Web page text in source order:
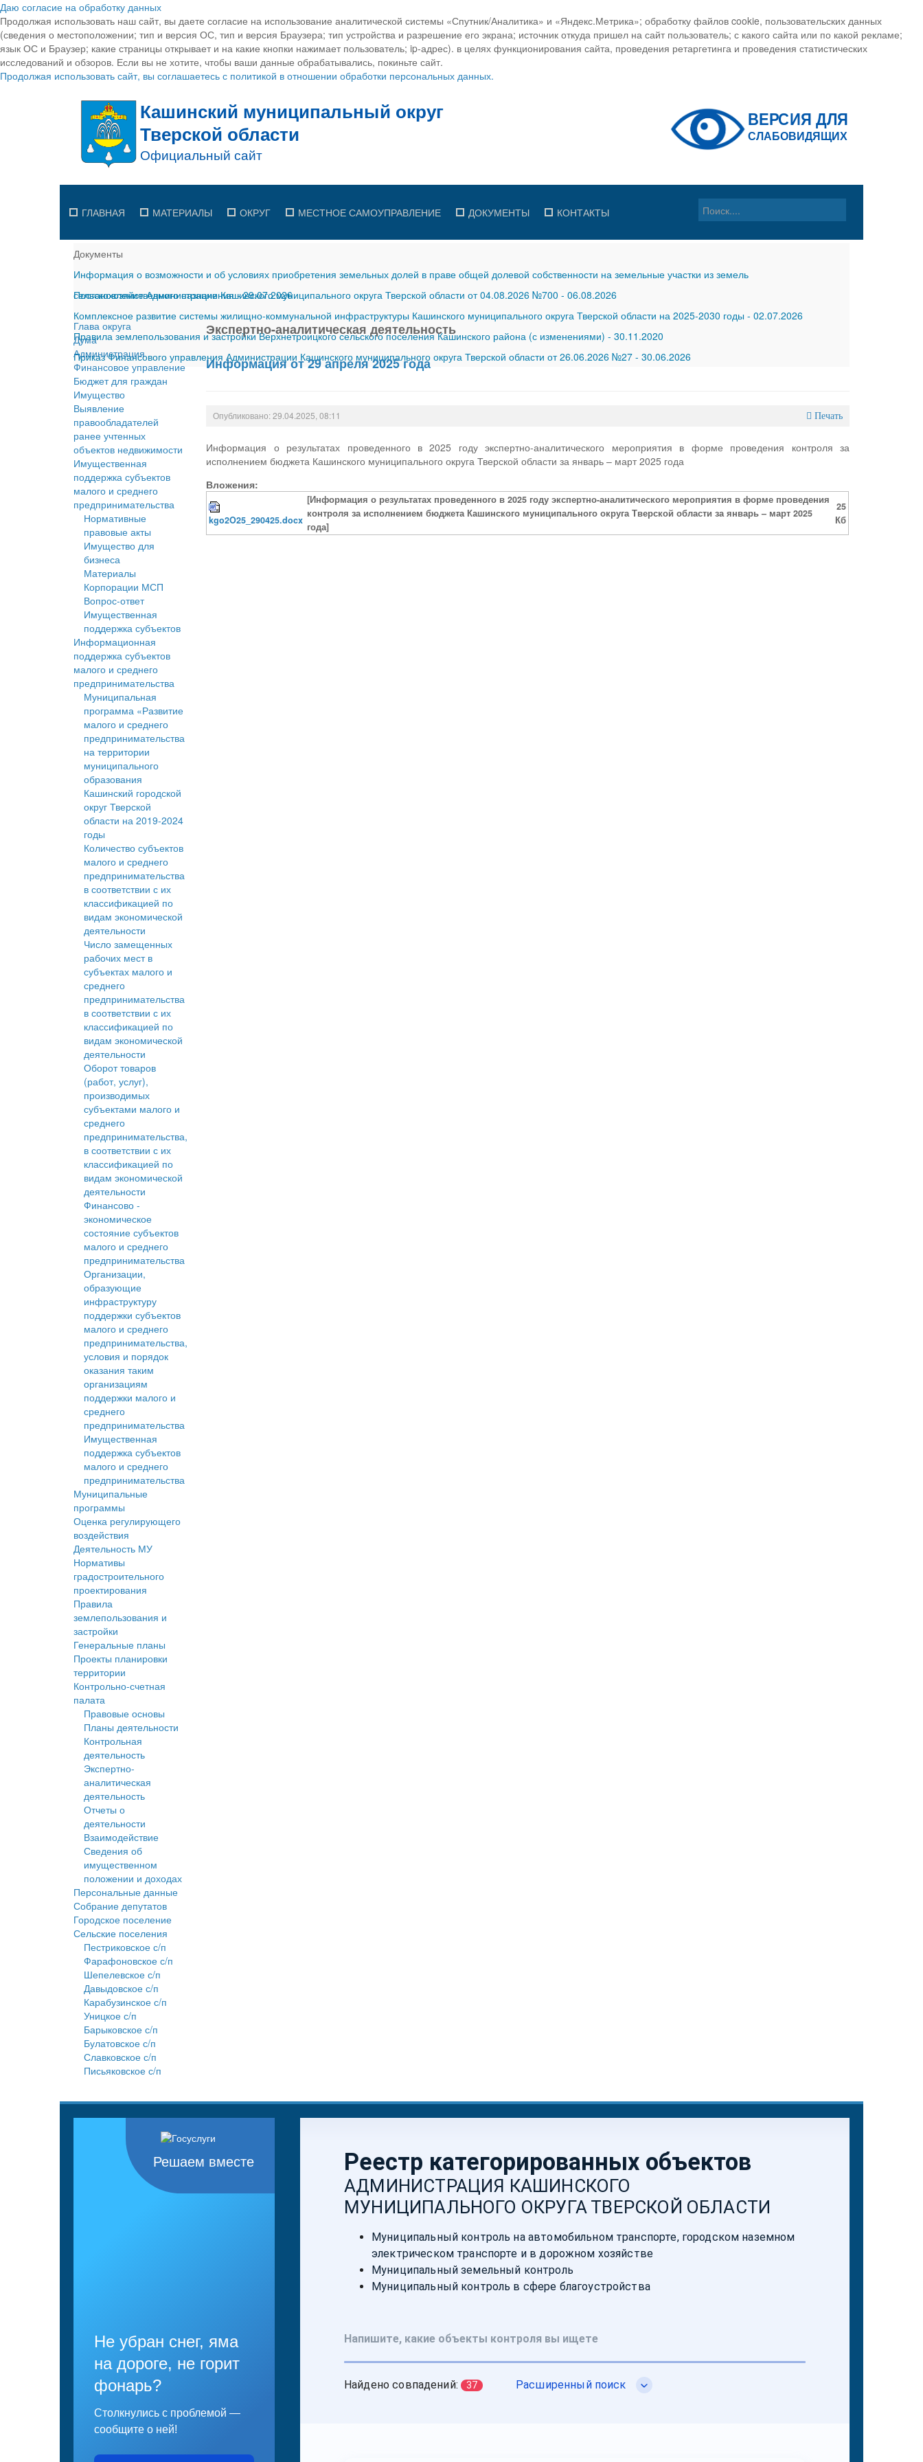
Даю согласие на обработку данных
Продолжая использовать наш сайт, вы даете согласие на использование аналитической системы «Спутник/Аналитика» и «Яндекс.Метрика»; обработку файлов cookie, пользовательских данных
(сведения о местоположении; тип и версия ОС, тип и версия Браузера; тип устройства и разрешение его экрана; источник откуда пришел на сайт пользователь; с какого сайта или по какой рекламе;
язык ОС и Браузер; какие страницы открывает и на какие кнопки нажимает пользователь; ip-адрес). в целях функционирования сайта, проведения ретаргетинга и проведения статистических
исследований и обзоров. Если вы не хотите, чтобы ваши данные обрабатывались, покиньте сайт.
Продолжая использовать сайт, вы соглашаетесь с политикой в отношении обработки персональных данных.
ГЛАВНАЯ МАТЕРИАЛЫ ОКРУГ МЕСТНОЕ САМОУПРАВЛЕНИЕ ДОКУМЕНТЫ КОНТАКТЫ
Документы
Информация о возможности и об условиях приобретения земельных долей в праве общей долевой собственности на земельные участки из земель
сельскохозяйственного назначения-29.07.2026
Постановление Администрации Кашинского муниципального округа Тверской области от 04.08.2026 №700 - 06.08.2026
Комплексное развитие системы жилищно-коммунальной инфраструктуры Кашинского муниципального округа Тверской области на 2025-2030 годы - 02.07.2026
Правила землепользования и застройки Верхнетроицкого сельского поселения Кашинского района (с изменениями) - 30.11.2020
Приказ Финансового управления Администрации Кашинского муниципального округа Тверской области от 26.06.2026 №27 - 30.06.2026
Глава округа
Дума
Администрация
Финансовое управление
Бюджет для граждан
Имущество
Выявление
правообладателей
ранее учтенных
объектов недвижимости
Имущественная
поддержка субъектов
малого и среднего
предпринимательства
Нормативные
правовые акты
Имущество для
бизнеса
Материалы
Корпорации МСП
Вопрос-ответ
Имущественная
поддержка субъектов
Информационная
поддержка субъектов
малого и среднего
предпринимательства
Муниципальная
программа «Развитие
малого и среднего
предпринимательства
на территории
муниципального
образования
Кашинский городской
округ Тверской
области на 2019-2024
годы
Количество субъектов
малого и среднего
предпринимательства
в соответствии с их
классификацией по
видам экономической
деятельности
Число замещенных
рабочих мест в
субъектах малого и
среднего
предпринимательства
в соответствии с их
классификацией по
видам экономической
деятельности
Оборот товаров
(работ, услуг),
производимых
субъектами малого и
среднего
предпринимательства,
в соответствии с их
классификацией по
видам экономической
деятельности
Финансово -
экономическое
состояние субъектов
малого и среднего
предпринимательства
Организации,
образующие
инфраструктуру
поддержки субъектов
малого и среднего
предпринимательства,
условия и порядок
оказания таким
организациям
поддержки малого и
среднего
предпринимательства
Имущественная
поддержка субъектов
малого и среднего
предпринимательства
Муниципальные
программы
Оценка регулирующего
воздействия
Деятельность МУ
Нормативы
градостроительного
проектирования
Правила
землепользования и
застройки
Генеральные планы
Проекты планировки
территории
Контрольно-счетная
палата
Правовые основы
Планы деятельности
Контрольная
деятельность
Экспертно-
аналитическая
деятельность
Отчеты о
деятельности
Взаимодействие
Сведения об
имущественном
положении и доходах
Персональные данные
Собрание депутатов
Городское поселение
Сельские поселения
Пестриковское с/п
Фарафоновское с/п
Шепелевское с/п
Давыдовское с/п
Карабузинское с/п
Уницкое с/п
Барыковское с/п
Булатовское с/п
Славковское с/п
Письяковское с/п
Экспертно-аналитическая деятельность
Информация от 29 апреля 2025 года
Опубликовано: 29.04.2025, 08:11 Печать
Информация о результатах проведенного в 2025 году экспертно-аналитического мероприятия в форме проведения контроля за
исполнением бюджета Кашинского муниципального округа Тверской области за январь – март 2025 года
Вложения:
kgo2O25_290425.docx
[Информация о результатах проведенного в 2025 году экспертно-аналитического мероприятия в форме проведения
контроля за исполнением бюджета Кашинского муниципального округа Тверской области за январь – март 2025
года]
25
Кб
Решаем вместе
Не убран снег, яма
на дороге, не горит
фонарь?
Столкнулись с проблемой —
сообщите о ней!